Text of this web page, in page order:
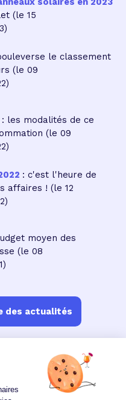
(le 15
le classement
(le 09
: les modalités de ce
(le 09
: c'est l'heure de
affaires ! (le 12
moyen des
(le 08
des actualités